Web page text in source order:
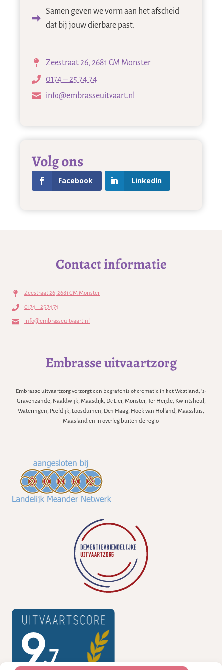
Samen geven we vorm aan het afscheid
dat bij jouw dierbare past.
Zeestraat 26, 2681 CM Monster
0174 – 25 74 74
info@embrasseuitvaart.nl
Volg ons
Facebook LinkedIn
Contact informatie
Zeestraat 26, 2681 CM Monster
0174 – 25 74 74
info@embrasseuitvaart.nl
Embrasse uitvaartzorg
Embrasse uitvaartzorg verzorgt een begrafenis of crematie in het Westland; 's-
Gravenzande, Naaldwijk, Maasdijk, De Lier, Monster, Ter Heijde, Kwintsheul,
Wateringen, Poeldijk, Loosduinen, Den Haag, Hoek van Holland, Maassluis,
Maasland en in overleg buiten de regio.